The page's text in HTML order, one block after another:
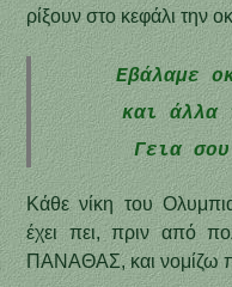
ρίξουν στο κεφάλι την
Εβάλαμε
και άλλα
Γεια
Κάθε νίκη του
έχει πει, πριν από
ΠΑΝΑΘΑΣ, και νομίζω